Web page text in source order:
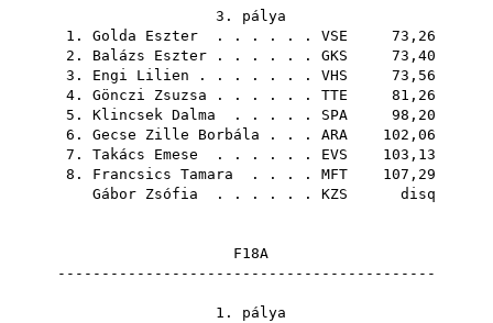
3. pálya
1. Golda Eszter . . . . . . VSE 73,26
2. Balázs Eszter . . . . . . GKS 73,40
3. Engi Lilien . . . . . . . VHS 73,56
4. Gönczi Zsuzsa . . . . . . TTE 81,26
5. Klincsek Dalma . . . . . SPA 98,20
6. Gecse Zille Borbála . . . ARA 102,06
7. Takács Emese . . . . . . EVS 103,13
8. Francsics Tamara . . . . MFT 107,29
Gábor Zsófia . . . . . . KZS disq
F18A
-------------------------------------------
1. pálya